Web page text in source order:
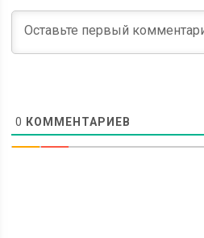
0 КОММЕНТАРИЕВ